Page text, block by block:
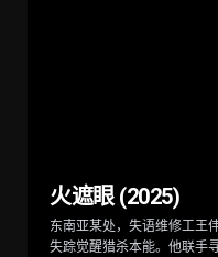
超级少女
当一位冷酷无情、突如其来
阿尔柯克 饰）——也就是“超
后室 Backrooms
深陷困境的克拉克（切瓦特·
空间，在这里一切物理规则
火遮眼 (2025)
东南亚某处，失语维修工王
失踪觉醒猎杀本能。他联手
The Mandalorian
在秩序动荡的银河系，“最强
“银河系萌娃”古古这对非血